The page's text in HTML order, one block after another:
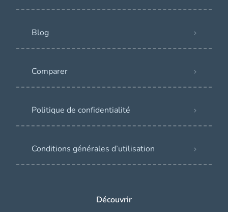
Blog
Comparer
Politique de confidentialité
Conditions générales d’utilisation
Découvrir